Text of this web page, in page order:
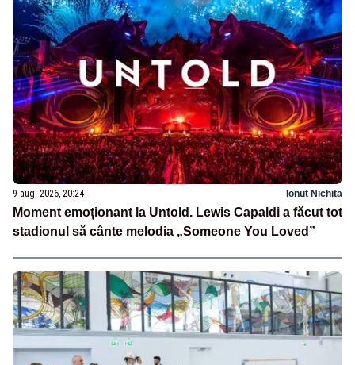
9 aug. 2026, 20:24 Ionuț Nichita
Moment emoționant la Untold. Lewis Capaldi a făcut tot
stadionul să cânte melodia „Someone You Loved”